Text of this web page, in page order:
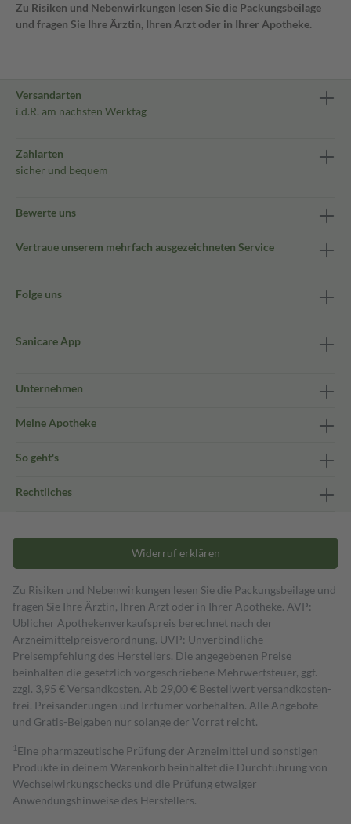
Zu Risiken und Nebenwirkungen lesen Sie die Packungsbeilage
und fragen Sie Ihre Ärztin, Ihren Arzt oder in Ihrer Apotheke.
Versandarten
i.d.R. am nächsten Werktag
Zahlarten
sicher und bequem
Bewerte uns
Vertraue unserem mehrfach ausgezeichneten Service
Folge uns
Sanicare App
Unternehmen
Meine Apotheke
So geht's
Rechtliches
Widerruf erklären
Zu Risiken und Nebenwirkungen lesen Sie die Packungsbeilage und
fragen Sie Ihre Ärztin, Ihren Arzt oder in Ihrer Apotheke. AVP:
Üblicher Apothekenverkaufspreis berechnet nach der
Arzneimittelpreisverordnung. UVP: Unverbindliche
Preisempfehlung des Herstellers. Die angegebenen Preise
beinhalten die gesetzlich vorgeschriebene Mehrwertsteuer, ggf.
zzgl. 3,95 € Versandkosten. Ab 29,00 € Bestell­wert versand­kosten­
frei. Preisänderungen und Irrtümer vorbehalten. Alle Angebote
und Gratis-Beigaben nur solange der Vorrat reicht.
1 Eine pharmazeutische Prüfung der Arzneimittel und sonstigen
Produkte in deinem Warenkorb beinhaltet die Durchführung von
Wechselwirkungschecks und die Prüfung etwaiger
Anwendungshinweise des Herstellers.